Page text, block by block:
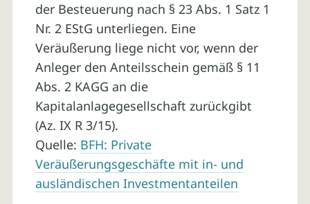
der Besteuerung nach § 23 Abs. 1 Satz 1
Nr. 2 EStG unterliegen. Eine
Veräußerung liege nicht vor, wenn der
Anleger den Anteilsschein gemäß § 11
Abs. 2 KAGG an die
Kapitalanlagegesellschaft zurückgibt
(Az. IX R 3/15).
Quelle: BFH: Private
Veräußerungsgeschäfte mit in- und
ausländischen Investmentanteilen